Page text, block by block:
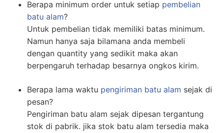
Berapa minimum order untuk setiap pembelian
batu alam?
Untuk pembelian tidak memiliki batas minimum.
Namun hanya saja bilamana anda membeli
dengan quantity yang sedikit maka akan
berpengaruh terhadap besarnya ongkos kirim.
Berapa lama waktu pengiriman batu alam sejak di
pesan?
Pengiriman batu alam sejak dipesan tergantung
stok di pabrik. jika stok batu alam tersedia maka